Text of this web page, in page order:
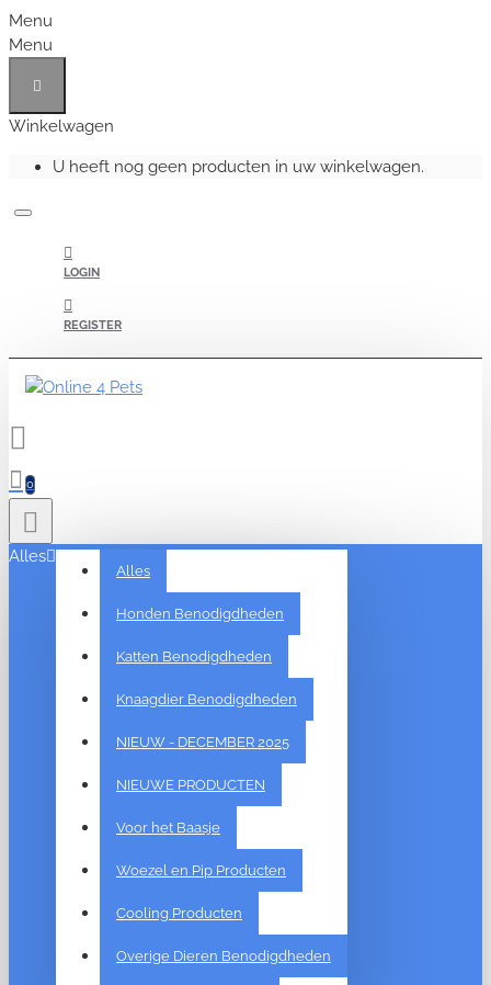
Menu
Menu
Winkelwagen
U heeft nog geen producten in uw winkelwagen.
LOGIN
REGISTER
0
Alles
Alles
Honden Benodigdheden
Katten Benodigdheden
Knaagdier Benodigdheden
NIEUW - DECEMBER 2025
NIEUWE PRODUCTEN
Voor het Baasje
Woezel en Pip Producten
Cooling Producten
Overige Dieren Benodigdheden